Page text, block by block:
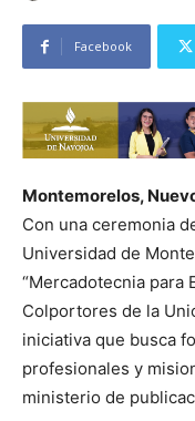
Facebook
Montemorelos,
Con una ceremonia
Universidad de
“Mercadotecnia para
Colportores de la
iniciativa que busca
profesionales y
ministerio de